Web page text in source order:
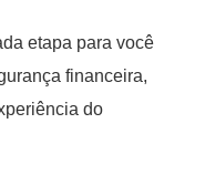
etapa para você
financeira,
do